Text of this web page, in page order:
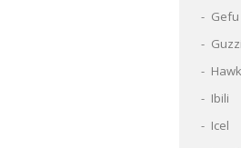
Gefu
Ibili
Icel